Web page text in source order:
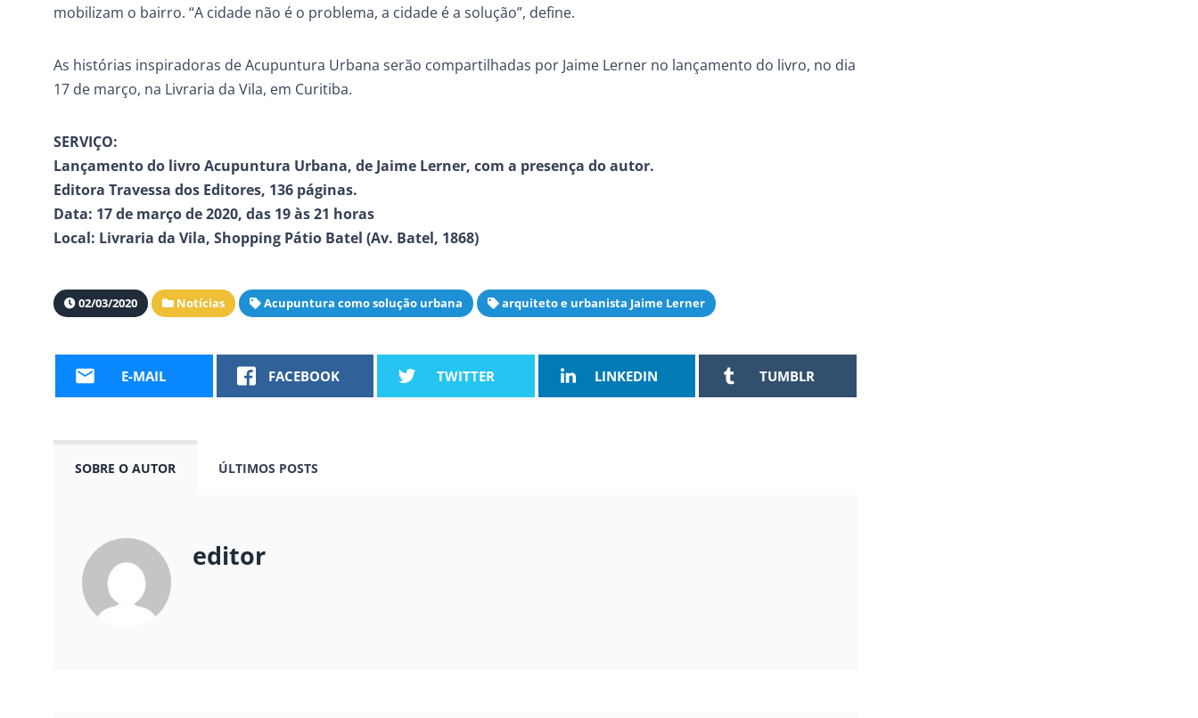
mobilizam o bairro. “A cidade não é o problema, a cidade é a solução”, define.
As histórias inspiradoras de Acupuntura Urbana serão compartilhadas por Jaime Lerner no lançamento do livro, no dia
17 de março, na Livraria da Vila, em Curitiba.
SERVIÇO:
Lançamento do livro Acupuntura Urbana, de Jaime Lerner, com a presença do autor.
Editora Travessa dos Editores, 136 páginas.
Data: 17 de março de 2020, das 19 às 21 horas
Local: Livraria da Vila, Shopping Pátio Batel (Av. Batel, 1868)
02/03/2020 Notícias Acupuntura como solução urbana arquiteto e urbanista Jaime Lerner
E-MAIL FACEBOOK TWITTER LINKEDIN TUMBLR
SOBRE O AUTOR ÚLTIMOS POSTS
editor